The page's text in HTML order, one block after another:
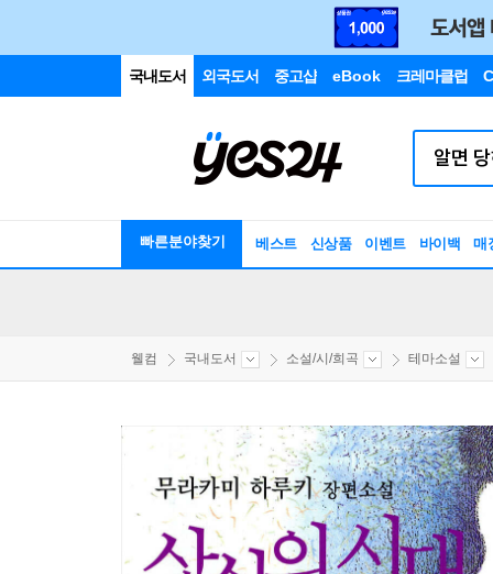
국내도서 외국도서 중고샵 eBook 크레마클럽
빠른분야찾기 베스트 신상품 이벤트 바이백 매
웰컴 국내도서 소설/시/희곡 테마소설